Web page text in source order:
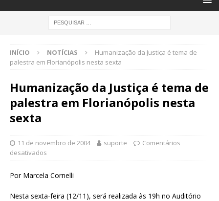
INÍCIO NOTÍCIAS
Humanização da Justiça é tema de
palestra em Florianópolis nesta sexta
Humanização da Justiça é tema de
palestra em Florianópolis nesta
sexta
11 de novembro de 2004 suporte
Comentários
desativados
Por Marcela Cornelli
Nesta sexta-feira (12/11), será realizada às 19h no Auditório